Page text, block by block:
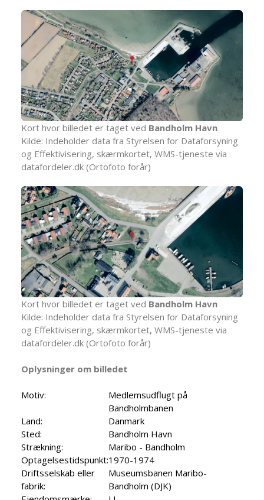
Kort hvor billedet er taget ved Bandholm Havn
Kilde: Indeholder data fra Styrelsen for Dataforsyning
og Effektivisering, skærmkortet, WMS-tjeneste via
datafordeler.dk (Ortofoto forår)
Kort hvor billedet er taget ved Bandholm Havn
Kilde: Indeholder data fra Styrelsen for Dataforsyning
og Effektivisering, skærmkortet, WMS-tjeneste via
datafordeler.dk (Ortofoto forår)
Oplysninger om billedet
Motiv:
Medlemsudflugt på
Bandholmbanen
Land:
Danmark
Sted:
Bandholm Havn
Strækning:
Maribo - Bandholm
Optagelsestidspunkt:1970-1974
Driftsselskab eller
fabrik:
Museumsbanen Maribo-
Bandholm (DJK)